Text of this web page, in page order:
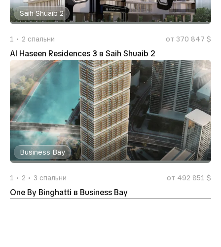
Saih Shuaib 2
1 2 спальни от 370 847 $
Al Haseen Residences 3 в Saih Shuaib 2
Business Bay
1 2 3 спальни от 492 851 $
One By Binghatti в Business Bay